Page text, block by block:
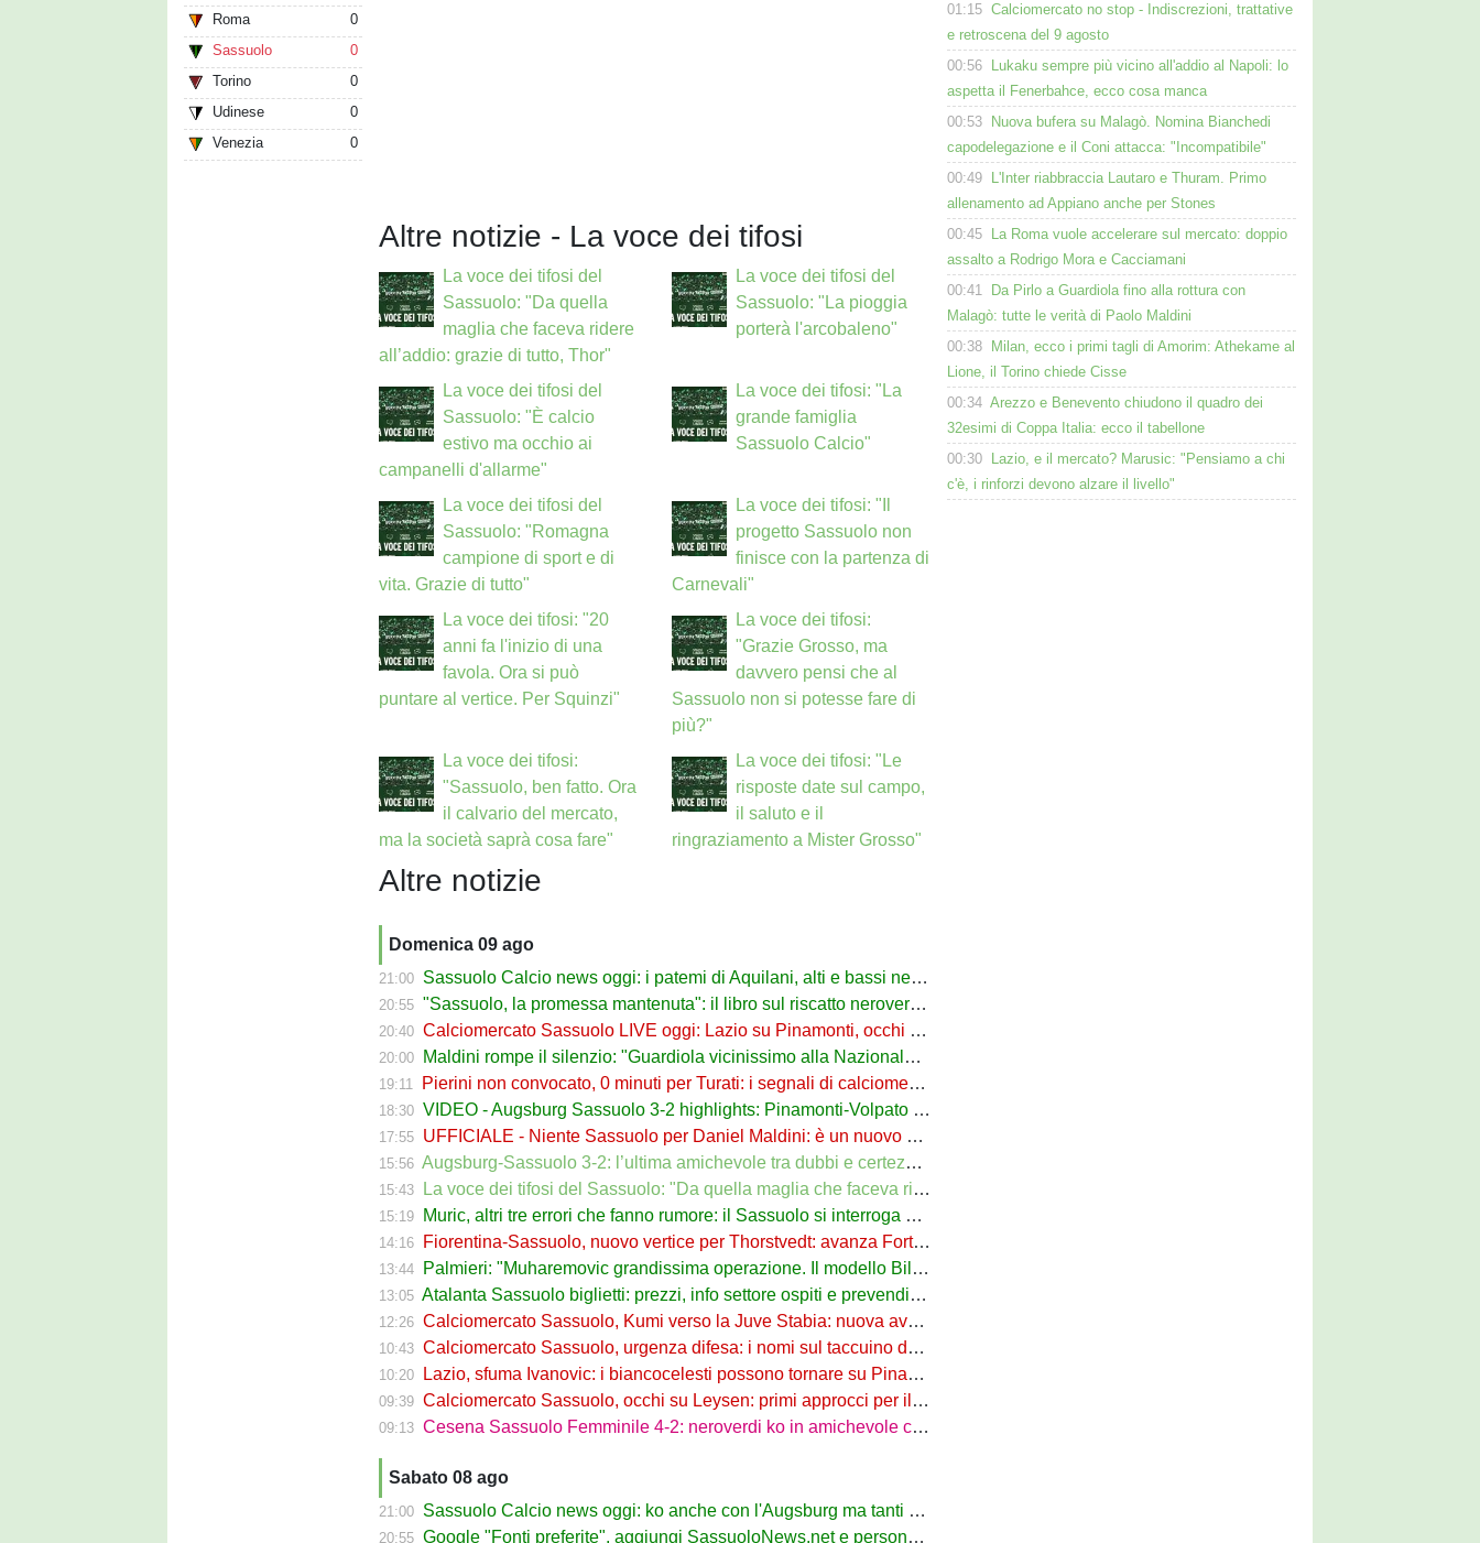
Roma
0
Sassuolo
0
Torino
0
Udinese
0
Venezia
0
Altre notizie - La voce dei tifosi
La voce dei tifosi del
Sassuolo: "Da quella
maglia che faceva ridere
all’addio: grazie di tutto, Thor"
La voce dei tifosi del
Sassuolo: "La pioggia
porterà l'arcobaleno"
La voce dei tifosi del
Sassuolo: "È calcio
estivo ma occhio ai
campanelli d'allarme"
La voce dei tifosi: "La
grande famiglia
Sassuolo Calcio"
La voce dei tifosi del
Sassuolo: "Romagna
campione di sport e di
vita. Grazie di tutto"
La voce dei tifosi: "Il
progetto Sassuolo non
finisce con la partenza di
Carnevali"
La voce dei tifosi: "20
anni fa l'inizio di una
favola. Ora si può
puntare al vertice. Per Squinzi"
La voce dei tifosi:
"Grazie Grosso, ma
davvero pensi che al
Sassuolo non si potesse fare di
più?"
La voce dei tifosi:
"Sassuolo, ben fatto. Ora
il calvario del mercato,
ma la società saprà cosa fare"
La voce dei tifosi: "Le
risposte date sul campo,
il saluto e il
ringraziamento a Mister Grosso"
Altre notizie
Domenica 09 ago
21:00 Sassuolo Calcio news oggi: i patemi di Aquilani, alti e bassi nel nuovo inizio
20:55 "Sassuolo, la promessa mantenuta": il libro sul riscatto neroverde su Amazon e in libreria
20:40 Calciomercato Sassuolo LIVE oggi: Lazio su Pinamonti, occhi su Rugani e Leysen
20:00 Maldini rompe il silenzio: "Guardiola vicinissimo alla Nazionale. Pirlo? C'era anche Grosso"
19:11 Pierini non convocato, 0 minuti per Turati: i segnali di calciomercato di Aquilani
18:30 VIDEO - Augsburg Sassuolo 3-2 highlights: Pinamonti-Volpato illudono, poi Muric sbaglia
17:55 UFFICIALE - Niente Sassuolo per Daniel Maldini: è un nuovo giocatore del Cagliari
15:56 Augsburg-Sassuolo 3-2: l’ultima amichevole tra dubbi e certezze. Il calcio d'agosto è finito
15:43 La voce dei tifosi del Sassuolo: "Da quella maglia che faceva ridere all’addio: grazie di tutto, Thor"
15:19 Muric, altri tre errori che fanno rumore: il Sassuolo si interroga sul suo portiere
14:16 Fiorentina-Sassuolo, nuovo vertice per Thorstvedt: avanza Fortini come contropartita
13:44 Palmieri: "Muharemovic grandissima operazione. Il modello Bilbao, Aquilani e Adzic: dico tutto"
13:05 Atalanta Sassuolo biglietti: prezzi, info settore ospiti e prevendita Vivaticket
12:26 Calciomercato Sassuolo, Kumi verso la Juve Stabia: nuova avventura in Serie B
10:43 Calciomercato Sassuolo, urgenza difesa: i nomi sul taccuino del ds Palmieri
10:20 Lazio, sfuma Ivanovic: i biancocelesti possono tornare su Pinamonti del Sassuolo
09:39 Calciomercato Sassuolo, occhi su Leysen: primi approcci per il difensore dell'Union Saint-Gilloise
09:13 Cesena Sassuolo Femminile 4-2: neroverdi ko in amichevole con una squadra di B
Sabato 08 ago
21:00 Sassuolo Calcio news oggi: ko anche con l'Augsburg ma tanti segnali positivi
20:55 Google "Fonti preferite", aggiungi SassuoloNews.net e personalizza le tue notizie
01:15 Calciomercato no stop - Indiscrezioni, trattative
e retroscena del 9 agosto
00:56
Lukaku sempre più vicino all'addio al Napoli: lo
aspetta il Fenerbahce, ecco cosa manca
00:53
Nuova bufera su Malagò. Nomina Bianchedi
capodelegazione e il Coni attacca: "Incompatibile"
00:49
L'Inter riabbraccia Lautaro e Thuram. Primo
allenamento ad Appiano anche per Stones
00:45
La Roma vuole accelerare sul mercato: doppio
assalto a Rodrigo Mora e Cacciamani
00:41
Da Pirlo a Guardiola fino alla rottura con
Malagò: tutte le verità di Paolo Maldini
00:38
Milan, ecco i primi tagli di Amorim: Athekame al
Lione, il Torino chiede Cisse
00:34 Arezzo e Benevento chiudono il quadro dei
32esimi di Coppa Italia: ecco il tabellone
00:30
Lazio, e il mercato? Marusic: "Pensiamo a chi
c'è, i rinforzi devono alzare il livello"